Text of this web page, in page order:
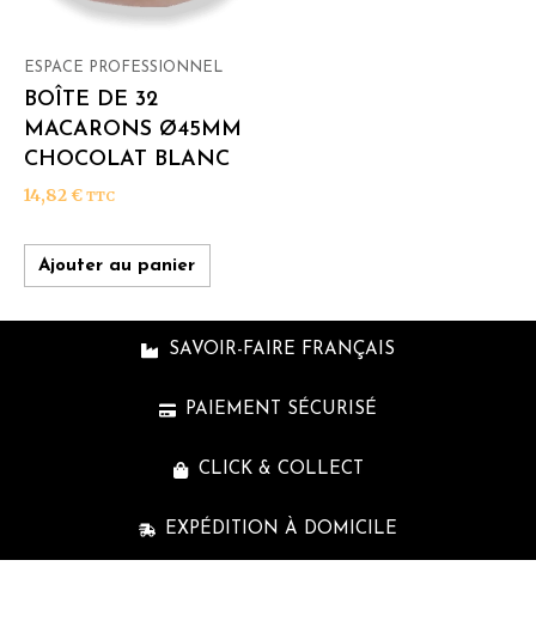
ESPACE PROFESSIONNEL
BOÎTE DE 32
MACARONS Ø45MM
CHOCOLAT BLANC
14,82 € TTC
Ajouter au panier
SAVOIR-FAIRE FRANÇAIS
PAIEMENT SÉCURISÉ
CLICK & COLLECT
EXPÉDITION À DOMICILE